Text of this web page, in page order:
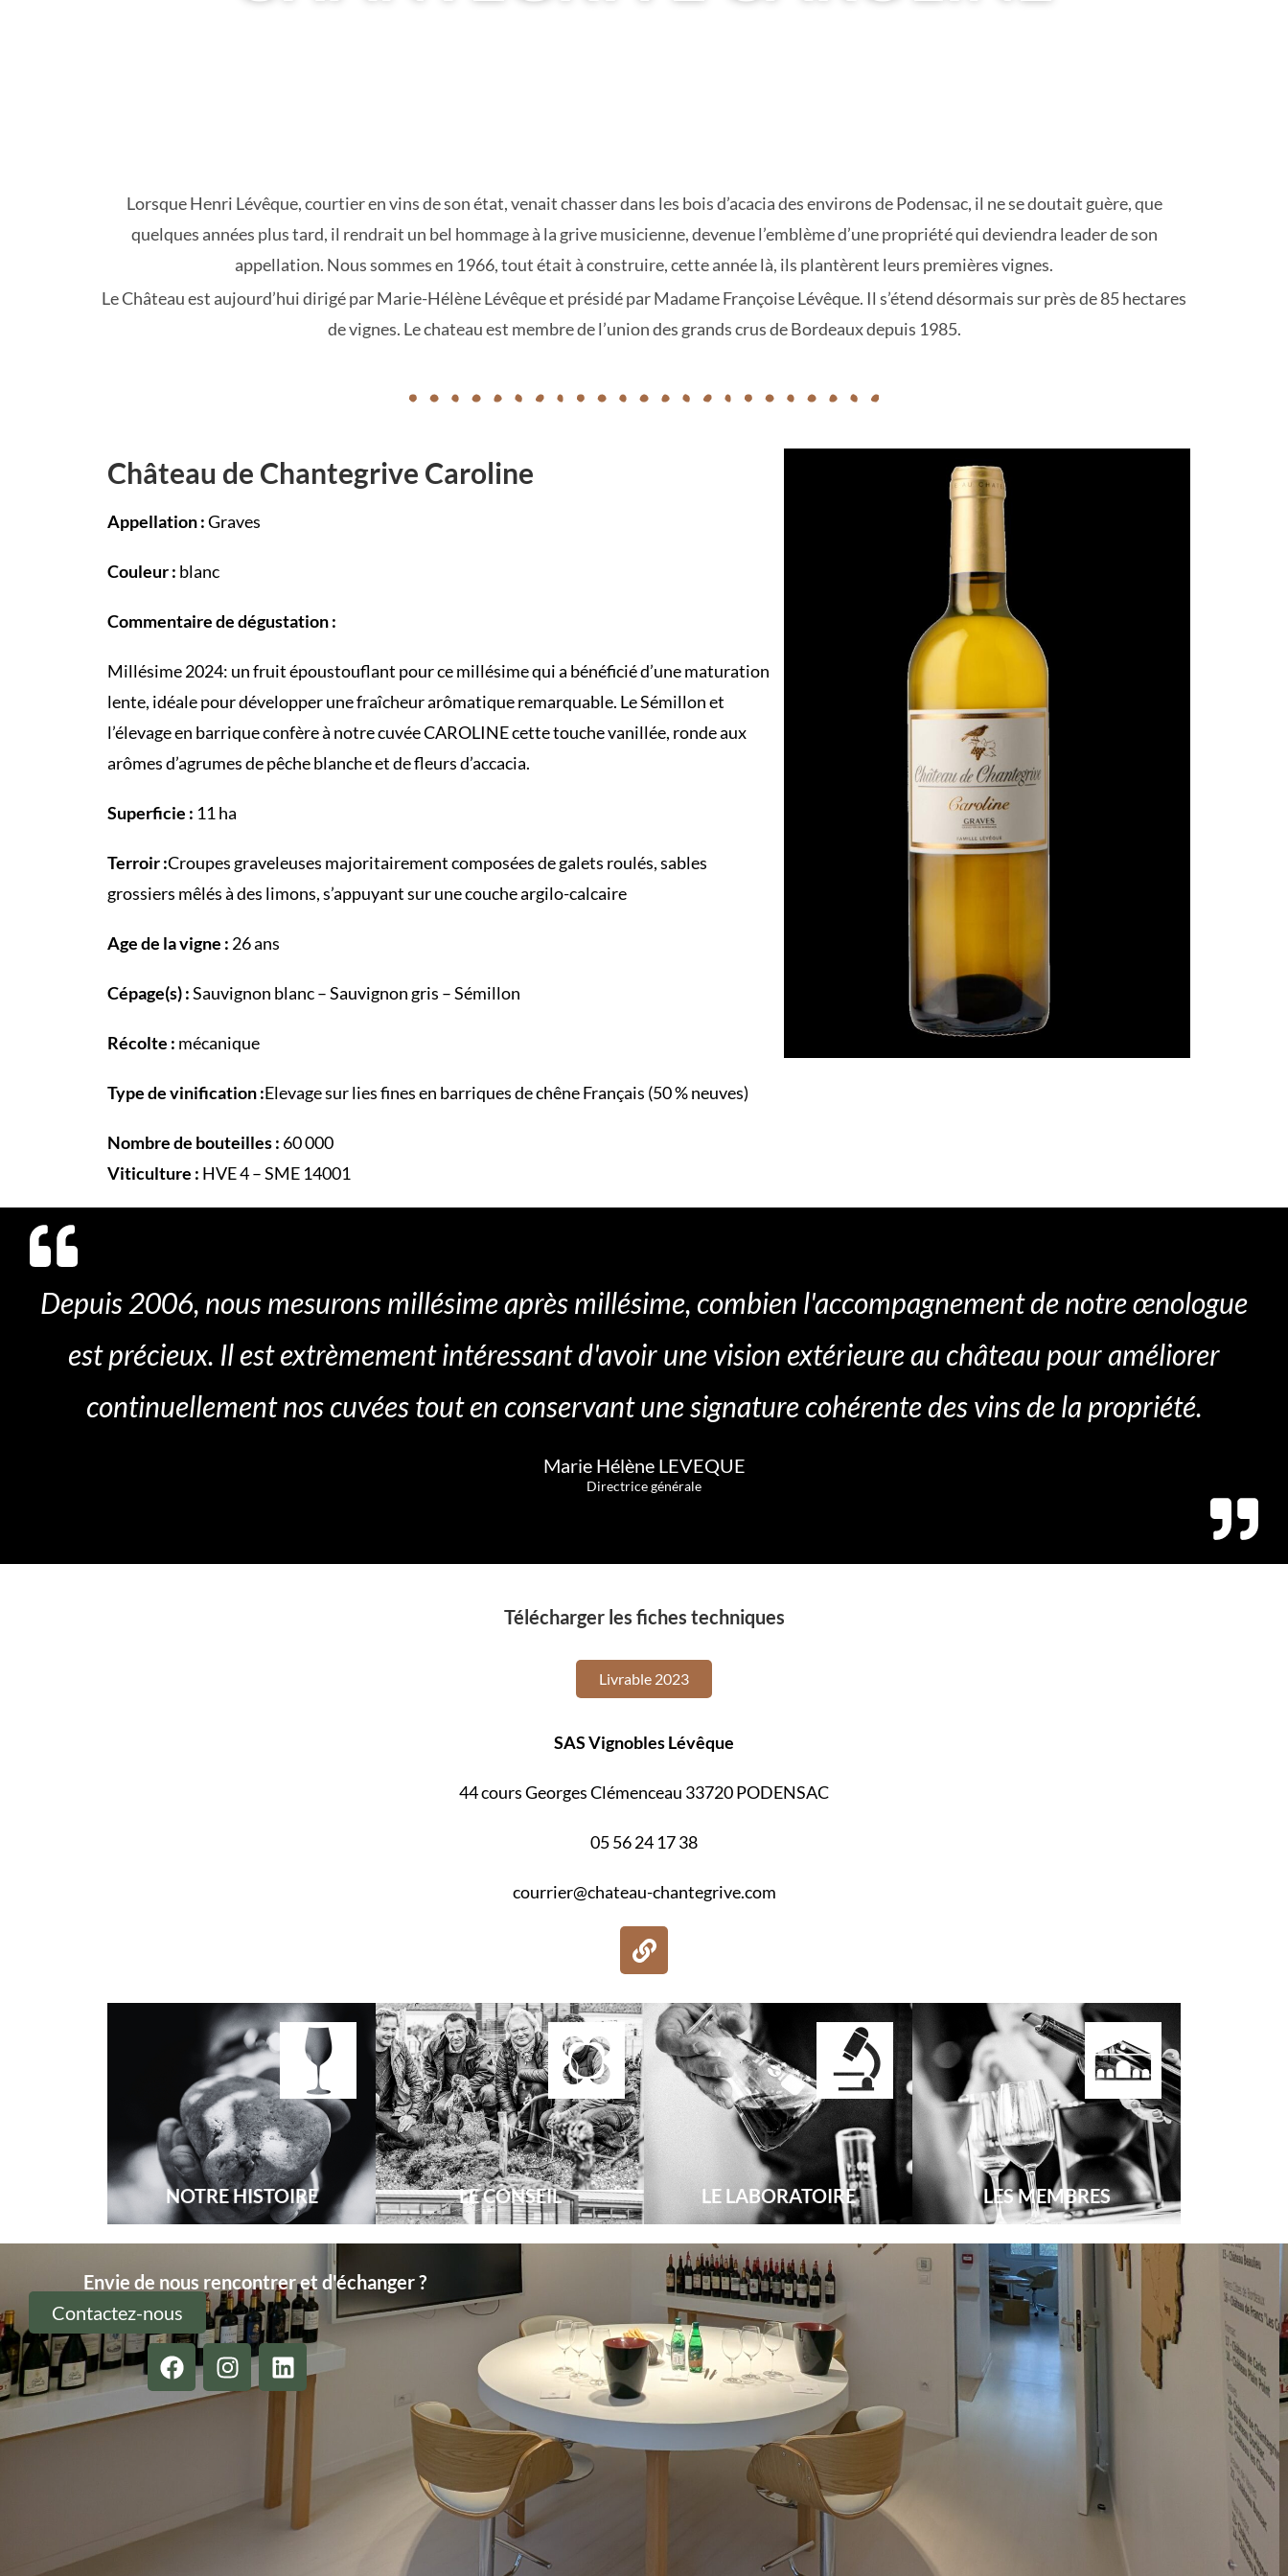
Lorsque Henri Lévêque, courtier en vins de son état, venait chasser dans les bois d’acacia des environs de Podensac, il ne se doutait guère, que
quelques années plus tard, il rendrait un bel hommage à la grive musicienne, devenue l’emblème d’une propriété qui deviendra leader de son
appellation. Nous sommes en 1966, tout était à construire, cette année là, ils plantèrent leurs premières vignes.
Le Château est aujourd’hui dirigé par Marie-Hélène Lévêque et présidé par Madame Françoise Lévêque. Il s’étend désormais sur près de 85 hectares
de vignes. Le chateau est membre de l’union des grands crus de Bordeaux depuis 1985.
Château de Chantegrive Caroline
Appellation :Graves
Couleur : blanc
Commentaire de dégustation :
Millésime 2024: un fruit époustouflant pour ce millésime qui a bénéficié d’une maturation
lente, idéale pour développer une fraîcheur arômatique remarquable. Le Sémillon et
l’élevage en barrique confère à notre cuvée CAROLINE cette touche vanillée, ronde aux
arômes d’agrumes de pêche blanche et de fleurs d’accacia.
Superficie : 11 ha
Terroir :Croupes graveleuses majoritairement composées de galets roulés, sables
grossiers mêlés à des limons, s’appuyant sur une couche argilo-calcaire
Age de la vigne : 26 ans
Cépage(s) :Sauvignon blanc – Sauvignon gris – Sémillon
Récolte : mécanique
Type de vinification :Elevage sur lies fines en barriques de chêne Français (50 % neuves)
Nombre de bouteilles : 60 000
Viticulture : HVE 4 – SME 14001
Depuis 2006, nous mesurons millésime après millésime, combien l'accompagnement de notre œnologue
est précieux. Il est extrèmement intéressant d'avoir une vision extérieure au château pour améliorer
continuellement nos cuvées tout en conservant une signature cohérente des vins de la propriété.
Marie Hélène LEVEQUE
Directrice générale
Télécharger les fiches techniques
Livrable 2023
SAS Vignobles Lévêque
44 cours Georges Clémenceau 33720 PODENSAC
05 56 24 17 38
courrier@chateau-chantegrive.com
NOTRE HISTOIRE LE CONSEIL LE LABORATOIRE LES MEMBRES
Envie de nous rencontrer et d'échanger ?
Contactez-nous